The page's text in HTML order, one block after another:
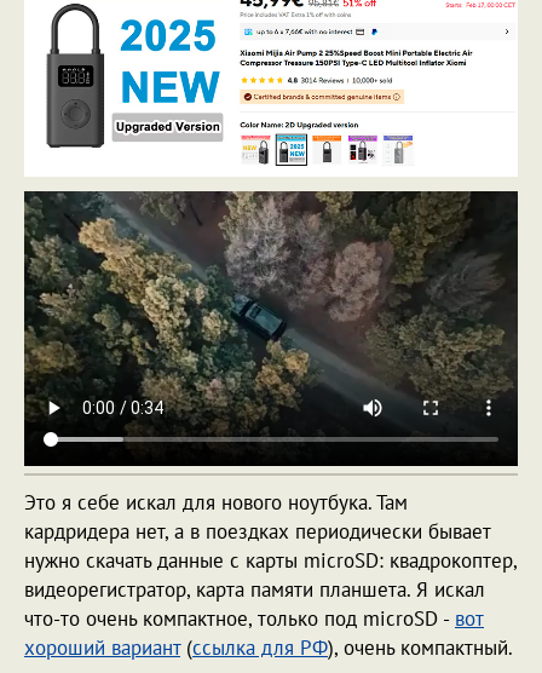
Это я себе искал для нового ноутбука. Там
кардридера нет, а в поездках периодически бывает
нужно скачать данные с карты microSD: квадрокоптер,
видеорегистратор, карта памяти планшета. Я искал
что-то очень компактное, только под microSD - вот
хороший вариант(ссылка для РФ), очень компактный.